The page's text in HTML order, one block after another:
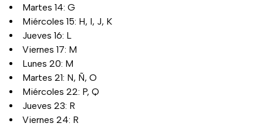
Martes 14: G
Miércoles 15: H, I, J, K
Jueves 16: L
Viernes 17: M
Lunes 20: M
Martes 21: N, Ñ, O
Miércoles 22: P, Q
Jueves 23: R
Viernes 24: R